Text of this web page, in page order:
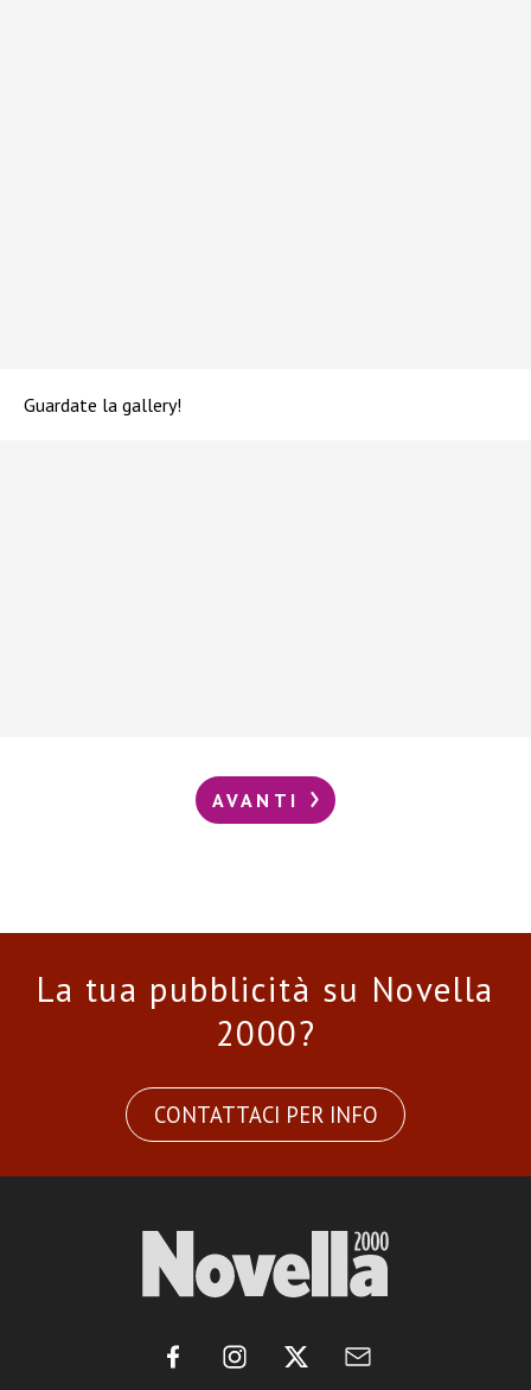
Guardate la gallery!
AVANTI
La tua pubblicità su Novella
2000?
CONTATTACI PER INFO